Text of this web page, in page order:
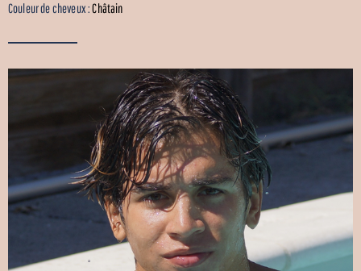
Couleur de cheveux :Châtain